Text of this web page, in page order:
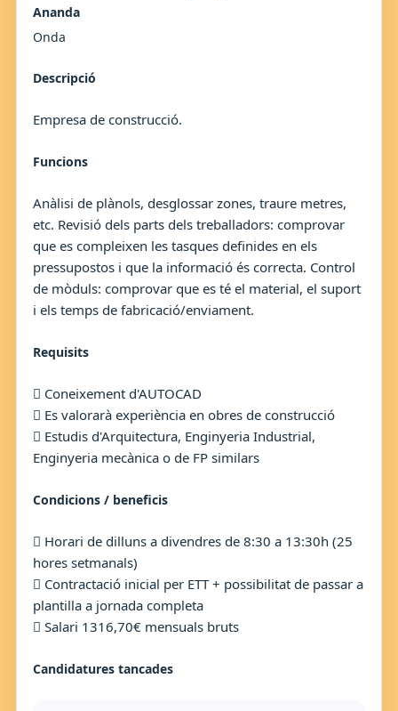
Ananda
Onda
Descripció
Empresa de construcció.
Funcions
Anàlisi de plànols, desglossar zones, traure metres,
etc. Revisió dels parts dels treballadors: comprovar
que es compleixen les tasques definides en els
pressupostos i que la informació és correcta. Control
de mòduls: comprovar que es té el material, el suport
i els temps de fabricació/enviament.
Requisits
 Coneixement d'AUTOCAD
 Es valorarà experiència en obres de construcció
 Estudis d'Arquitectura, Enginyeria Industrial,
Enginyeria mecànica o de FP similars
Condicions / beneficis
 Horari de dilluns a divendres de 8:30 a 13:30h (25
hores setmanals)
 Contractació inicial per ETT + possibilitat de passar a
plantilla a jornada completa
 Salari 1316,70€ mensuals bruts
Candidatures tancades